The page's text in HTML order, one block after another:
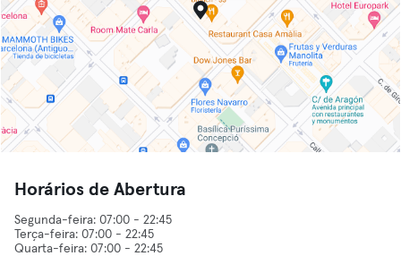
Horários de Abertura
Segunda-feira: 07:00 - 22:45
Terça-feira: 07:00 - 22:45
Quarta-feira: 07:00 - 22:45